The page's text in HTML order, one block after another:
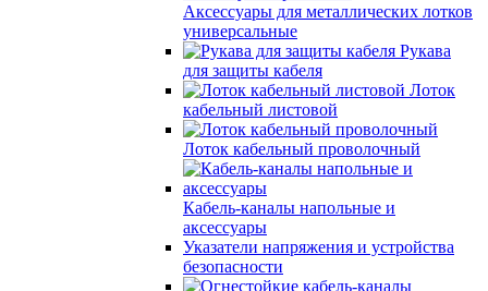
Аксессуары для металлических лотков
универсальные
Рукава
для защиты кабеля
Лоток
кабельный листовой
Лоток кабельный проволочный
Кабель-каналы напольные и
аксессуары
Указатели напряжения и устройства
безопасности